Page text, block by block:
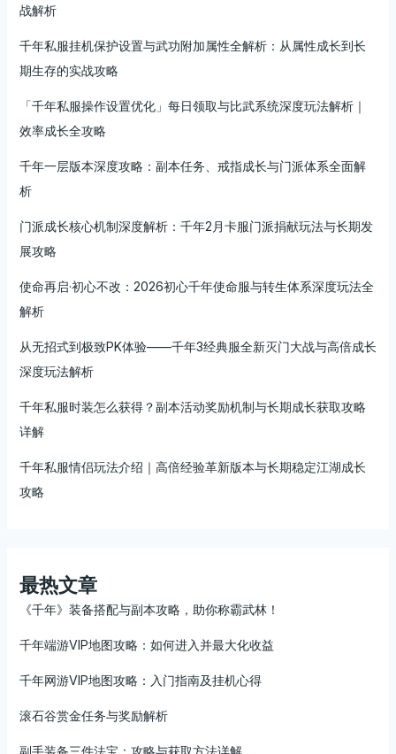
战解析
千年私服挂机保护设置与武功附加属性全解析：从属性成长到长
期生存的实战攻略
「千年私服操作设置优化」每日领取与比武系统深度玩法解析｜
效率成长全攻略
千年一层版本深度攻略：副本任务、戒指成长与门派体系全面解
析
门派成长核心机制深度解析：千年2月卡服门派捐献玩法与长期发
展攻略
使命再启·初心不改：2026初心千年使命服与转生体系深度玩法全
解析
从无招式到极致PK体验——千年3经典服全新灭门大战与高倍成长
深度玩法解析
千年私服时装怎么获得？副本活动奖励机制与长期成长获取攻略
详解
千年私服情侣玩法介绍｜高倍经验革新版本与长期稳定江湖成长
攻略
最热文章
《千年》装备搭配与副本攻略，助你称霸武林！
千年端游VIP地图攻略：如何进入并最大化收益
千年网游VIP地图攻略：入门指南及挂机心得
滚石谷赏金任务与奖励解析
副手装备三件法宝：攻略与获取方法详解